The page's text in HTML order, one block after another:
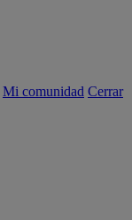
Mi comunidad Cerrar